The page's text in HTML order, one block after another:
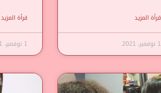
قرأة المزيد
1 نوفمبر، 2021
قرأة المزيد
1 نوفمبر، 2021